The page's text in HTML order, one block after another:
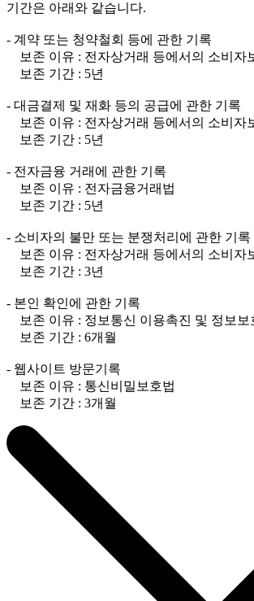
기간은 아래와 같습니다.
- 계약 또는 청약철회 등에 관한 기록
보존 이유 : 전자상거래 등에서의 소비자
보존 기간 : 5년
- 대금결제 및 재화 등의 공급에 관한 기록
보존 이유 : 전자상거래 등에서의 소비자
보존 기간 : 5년
- 전자금융 거래에 관한 기록
보존 이유 : 전자금융거래법
보존 기간 : 5년
- 소비자의 불만 또는 분쟁처리에 관한 기록
보존 이유 : 전자상거래 등에서의 소비자
보존 기간 : 3년
- 본인 확인에 관한 기록
보존 이유 : 정보통신 이용촉진 및 정보보
보존 기간 : 6개월
- 웹사이트 방문기록
보존 이유 : 통신비밀보호법
보존 기간 : 3개월